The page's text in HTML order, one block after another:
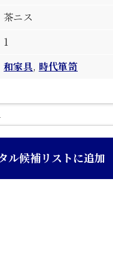
茶ニス
1
和家具, 時代箪笥
ル候補リストに追加